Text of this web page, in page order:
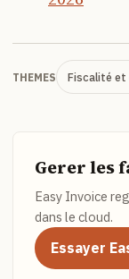
THEMES Fiscalité
Gerer les
Easy Invoice
dans le cloud.
Essayer